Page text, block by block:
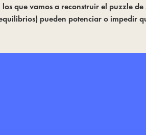
los que vamos a reconstruir el puzzle
pueden potenciar o impedir